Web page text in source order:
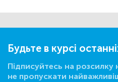
Будьте в курсі
Підписуйтесь на
не пропускати